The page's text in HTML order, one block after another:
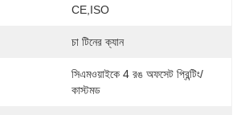
CE,ISO
চা টিনের ক্যান
সিএমওয়াইকে 4 রঙ অফসেট প্রিন্টিং/
কাস্টমড